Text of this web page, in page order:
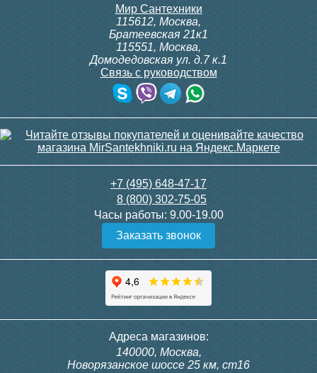
Мир Сантехники
115612, Москва,
Братеевская 21к1
115551, Москва,
Домодедовская ул. д.7 к.1
Связь с руководством
+7 (495) 648-47-17
8 (800) 302-75-05
Часы работы: 9.00-19.00
Заказать звонок
Адреса магазинов:
140000, Москва,
Новорязанское шоссе 25 км, ст16